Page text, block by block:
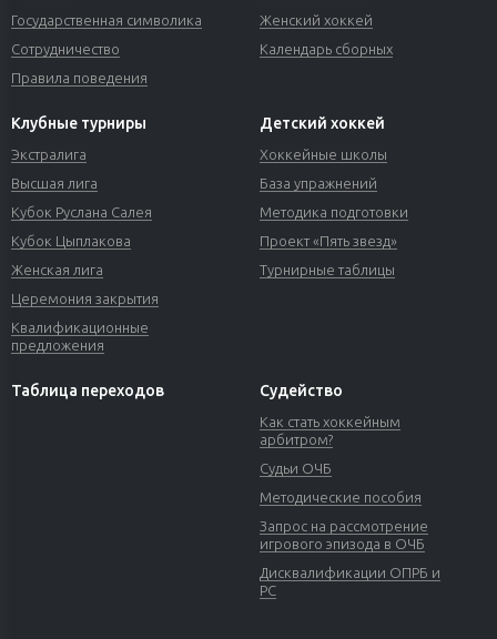
Государственная символика
Сотрудничество
Правила поведения
Женский хоккей
Календарь сборных
Клубные турниры
Экстралига
Высшая лига
Кубок Руслана Салея
Кубок Цыплакова
Женская лига
Церемония закрытия
Квалификационные
предложения
Детский хоккей
Хоккейные школы
База упражнений
Методика подготовки
Проект «Пять звезд»
Турнирные таблицы
Таблица переходов Судейство
Как стать хоккейным
арбитром?
Судьи ОЧБ
Методические пособия
Запрос на рассмотрение
игрового эпизода в ОЧБ
Дисквалификации ОПРБ и
РС